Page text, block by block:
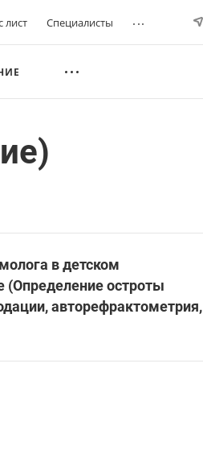
лист Специалисты ...
в детском
(Определение остроты
авторефрактометрия,